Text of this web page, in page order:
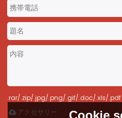
.rar/.zip/.jpg/.png/.gif/.doc/.xls/.pdf
アクセサリー Cookie